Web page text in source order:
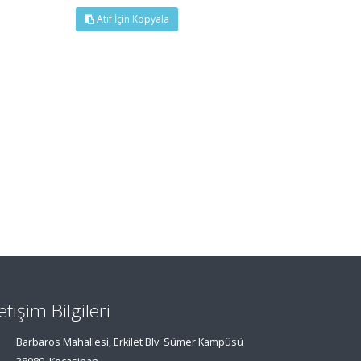
Atıf İçin Kopyala
Bilgileri
Barbaros Mahallesi, Erkilet Blv. Sümer Kampüsü